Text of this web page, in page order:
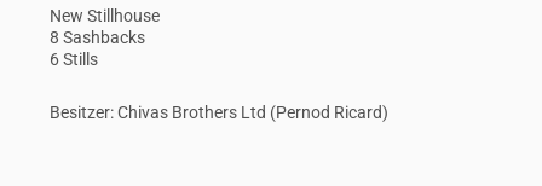
New Stillhouse
8 Sashbacks
6 Stills
Besitzer: Chivas Brothers Ltd (Pernod Ricard)